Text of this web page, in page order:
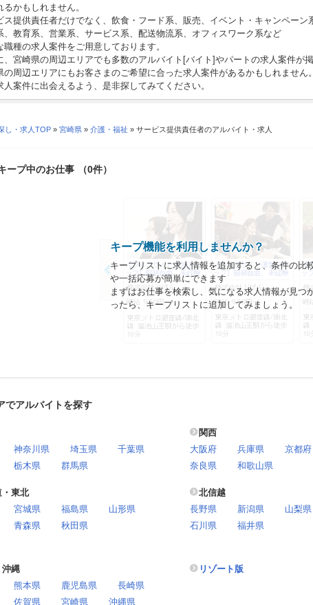
るかもしれません。
ス提供責任者だけでなく、飲食・フード系、販売、イベント・キャンペーン
、教育系、営業系、サービス系、配送物流系、オフィスワーク系など
職種の求人案件をご用意しております。
、宮崎県の周辺エリアでも多数のアルバイト[バイト]やパートの求人案件が掲
の周辺エリアにもお客さまのご希望に合った求人案件があるかもしれません。
人案件に出会えるよう、是非探してみてください。
し・求人TOP » 宮崎県 » 介護・福祉 » サービス提供責任者のアルバイト・求人
ープ中のお仕事 （0件）
キープ機能を利用しませんか？
キープリストに求人情報を追加すると、条件の比
や一括応募が簡単にできます
まずはお仕事を検索し、気になる求人情報が見つ
ったら、キープリストに追加してみましょう。
でアルバイトを探す
神奈川県 埼玉県
千葉県
栃木県 群馬県
関西
大阪府
兵庫県 京都府
奈良県
和歌山県
・東北
宮城県 福島県
山形県
青森県 秋田県
北信越
長野県
新潟県 山梨県
石川県
福井県
沖縄
熊本県 鹿児島県
長崎県
佐賀県 宮崎県 沖縄県
リゾート版